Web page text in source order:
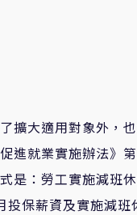
擴大適用對象外，
進就業實施辦法》 第
是：勞工實施減班
投保薪資及實施減班